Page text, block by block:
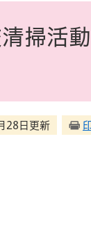
掃活
28日更新